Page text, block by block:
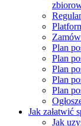
Plan
Plan
Plan
Plan
Plan
Jak załatwić
Jak